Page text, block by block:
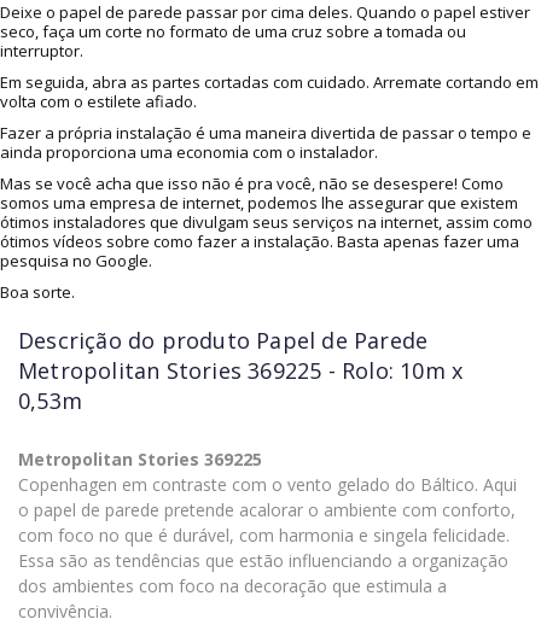
Deixe o papel de parede passar por cima deles. Quando o papel estiver
seco, faça um corte no formato de uma cruz sobre a tomada ou
interruptor.
Em seguida, abra as partes cortadas com cuidado. Arremate cortando em
volta com o estilete afiado.
Fazer a própria instalação é uma maneira divertida de passar o tempo e
ainda proporciona uma economia com o instalador.
Mas se você acha que isso não é pra você, não se desespere! Como
somos uma empresa de internet, podemos lhe assegurar que existem
ótimos instaladores que divulgam seus serviços na internet, assim como
ótimos vídeos sobre como fazer a instalação. Basta apenas fazer uma
pesquisa no Google.
Boa sorte.
Descrição do produto Papel de Parede
Metropolitan Stories 369225 - Rolo: 10m x
0,53m
Metropolitan Stories 369225
Copenhagen em contraste com o vento gelado do Báltico. Aqui
o papel de parede pretende acalorar o ambiente com conforto,
com foco no que é durável, com harmonia e singela felicidade.
Essa são as tendências que estão influenciando a organização
dos ambientes com foco na decoração que estimula a
convivência.